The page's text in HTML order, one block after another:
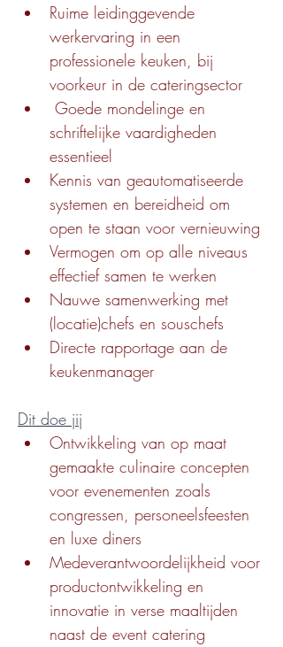
Ruime leidinggevende
werkervaring in een
professionele keuken, bij
voorkeur in de cateringsector
Goede mondelinge en
schriftelijke vaardigheden
essentieel
Kennis van geautomatiseerde
systemen en bereidheid om
open te staan voor vernieuwing
Vermogen om op alle niveaus
effectief samen te werken
Nauwe samenwerking met
(locatie)chefs en souschefs
Directe rapportage aan de
keukenmanager
Dit doe jij
Ontwikkeling van op maat
gemaakte culinaire concepten
voor evenementen zoals
congressen, personeelsfeesten
en luxe diners
Medeverantwoordelijkheid voor
productontwikkeling en
innovatie in verse maaltijden
naast de event catering